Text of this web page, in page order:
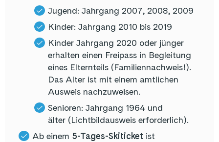
Jugend: Jahrgang 2007, 2008, 2009
Kinder: Jahrgang 2010 bis 2019
Kinder Jahrgang 2020 oder jünger
erhalten einen Freipass in Begleitung
eines Elternteils (Familiennachweis!).
Das Alter ist mit einem amtlichen
Ausweis nachzuweisen.
Senioren: Jahrgang 1964 und
älter (Lichtbildausweis erforderlich).
Ab einem 5-Tages-Skiticket ist